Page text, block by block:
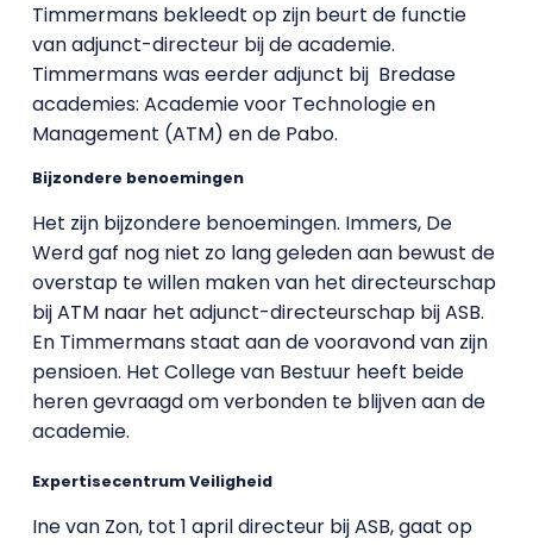
Timmermans bekleedt op zijn beurt de functie
van adjunct-directeur bij de academie.
Timmermans was eerder adjunct bij Bredase
academies: Academie voor Technologie en
Management (ATM) en de Pabo.
Bijzondere benoemingen
Het zijn bijzondere benoemingen. Immers, De
Werd gaf nog niet zo lang geleden aan bewust de
overstap te willen maken van het directeurschap
bij ATM naar het adjunct-directeurschap bij ASB.
En Timmermans staat aan de vooravond van zijn
pensioen. Het College van Bestuur heeft beide
heren gevraagd om verbonden te blijven aan de
academie.
Expertisecentrum Veiligheid
Ine van Zon, tot 1 april directeur bij ASB, gaat op